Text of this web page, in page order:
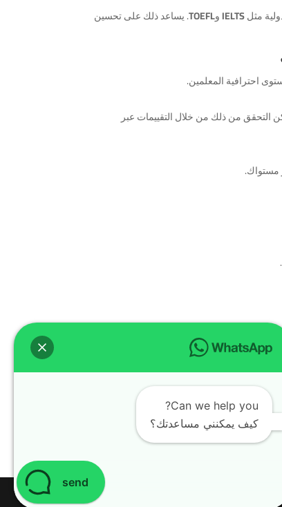
مثلIELTSوTOEFL. يساعد ذلك على تحسين
احترافية المعلمين.
التحقق من ذلك من خلال التقييمات عبر
مستواك.
متعددة، متابعة الأفلام والموسيقى،
في مختلف أنحاء العالم.
وابدأ رحلتك التعليمية الآن!
Can we help you?
كيف يمكنني مساعدتك؟
send